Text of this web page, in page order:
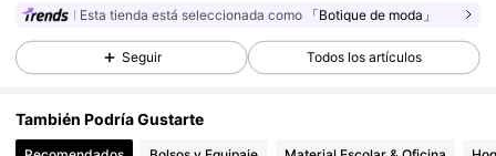
5.5K Seguidores
4,85
Esta tienda está seleccionada como 「Botique de moda」
Seguir Todos los artículos
También Podría Gustarte